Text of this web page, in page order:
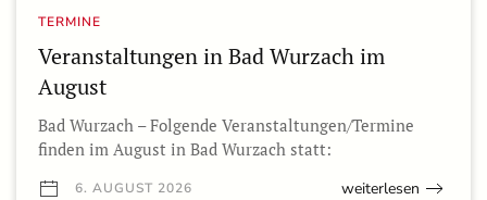
TERMINE
Veranstaltungen in Bad Wurzach im
August
Bad Wurzach – Folgende Veranstaltungen/Termine
finden im August in Bad Wurzach statt:
6. AUGUST 2026 weiterlesen